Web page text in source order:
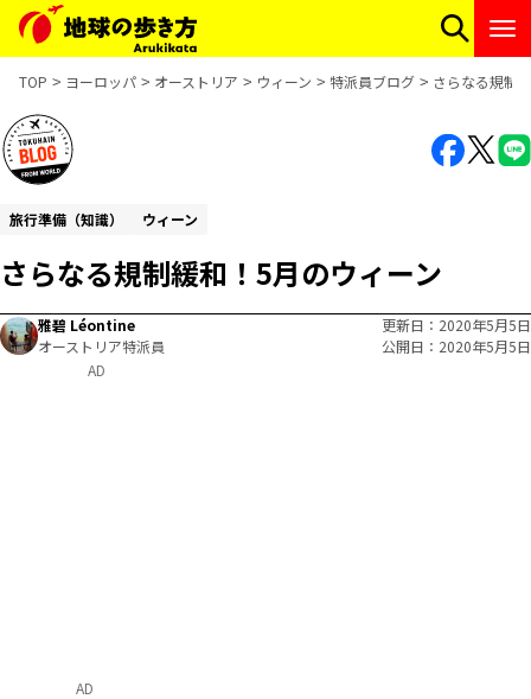
TOP ヨーロッパ オーストリア ウィーン 特派員ブログ さらなる規制
旅行準備（知識） ウィーン
さらなる規制緩和！5月のウィーン
雅碧 Léontine
オーストリア特派員
更新日
2020年5月5日
公開日
2020年5月5日
AD
AD